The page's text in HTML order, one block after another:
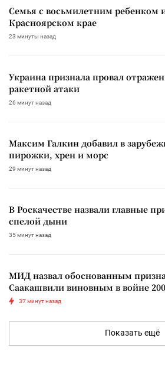
Семья с восьмилетним ребенком
Красноярском крае
23 минуты назад
Украина признала провал
ракетной атаки
26 минут назад
Максим Галкин добавил в
пирожки, хрен и морс
29 минут назад
В Роскачестве назвали главные
спелой дыни
35 минут назад
МИД назвал обоснованным
Саакашвили виновным в войне
37 минут назад
Показать ещё